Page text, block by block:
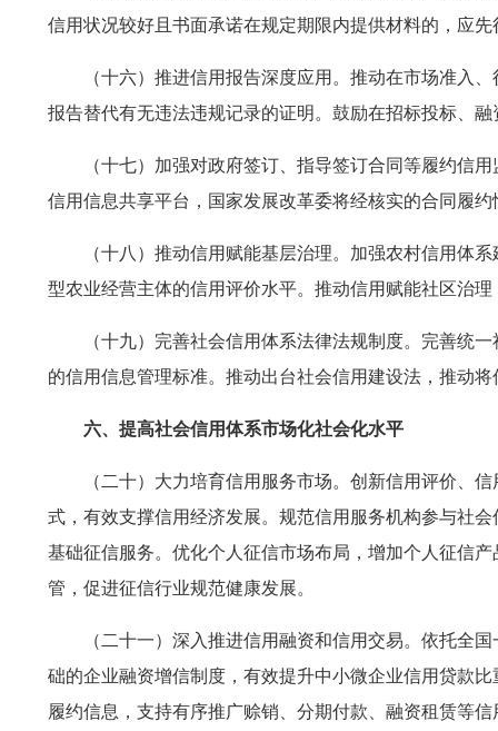
信用状况较好且书面承诺在规定期限内提供材料的，应
（十六）推进信用报告深度应用。推动在市场准入
报告替代有无违法违规记录的证明。鼓励在招标投标、
（十七）加强对政府签订、指导签订合同等履约信
信用信息共享平台，国家发展改革委将经核实的合同履
（十八）推动信用赋能基层治理。加强农村信用体
型农业经营主体的信用评价水平。推动信用赋能社区治
（十九）完善社会信用体系法律法规制度。完善统
的信用信息管理标准。推动出台社会信用建设法，推动
六、提高社会信用体系市场化社会化水平
（二十）大力培育信用服务市场。创新信用评价、
式，有效支撑信用经济发展。规范信用服务机构参与社
基础征信服务。优化个人征信市场布局，增加个人征信
管，促进征信行业规范健康发展。
（二十一）深入推进信用融资和信用交易。依托全
础的企业融资增信制度，有效提升中小微企业信用贷款
履约信息，支持有序推广赊销、分期付款、融资租赁等